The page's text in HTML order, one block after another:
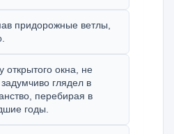
придорожные ветлы,
открытого окна, не
глядел в
перебирая в
годы.